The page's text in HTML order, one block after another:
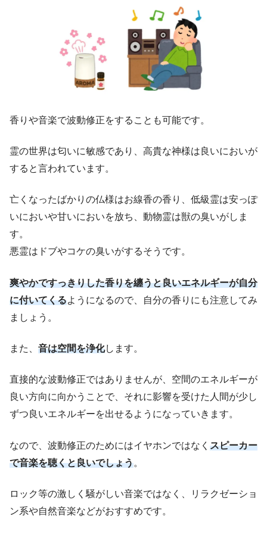
香りや音楽で波動修正をすることも可能です。
霊の世界は匂いに敏感であり、高貴な神様は良いにおいが
すると言われています。
亡くなったばかりの仏様はお線香の香り、低級霊は安っぽ
いにおいや甘いにおいを放ち、動物霊は獣の臭いがしま
す。
悪霊はドブやコケの臭いがするそうです。
爽やかですっきりした香りを纏うと良いエネルギーが自分
に付いてくるようになるので、自分の香りにも注意してみ
ましょう。
また、 音は空間を浄化します。
直接的な波動修正ではありませんが、空間のエネルギーが
良い方向に向かうことで、それに影響を受けた人間が少し
ずつ良いエネルギーを出せるようになっていきます。
なので、波動修正のためにはイヤホンではなく スピーカー
で音楽を聴くと良いでしょう。
ロック等の激しく騒がしい音楽ではなく、リラクゼーショ
ン系や自然音楽などがおすすめです。